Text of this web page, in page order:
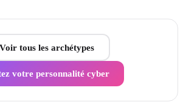
Voir tous les archétypes
votre personnalité cyber